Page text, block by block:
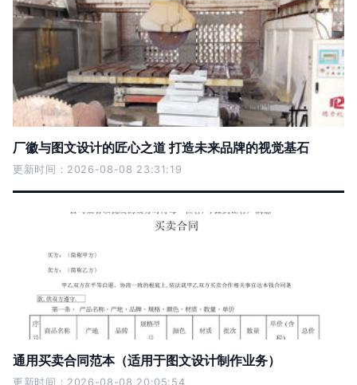
厂徽与图文设计的匠心之道 打造未来品牌的视觉基石
更新时间：2026-08-08 23:31:19
通用买卖合同范本（适用于图文设计制作业务）
更新时间：2026-08-08 20:05:54